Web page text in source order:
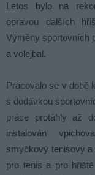
Letos bylo na
opravou dalších
Výměny sportovních
a volejbal.
Pracovalo se v době
s dodávkou
práce protáhly až
instalován
smyčkový tenisový
pro tenis a pro